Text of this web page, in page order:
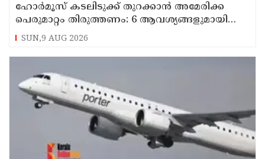
ഹോര്‍മൂസ് കടലിടുക്ക് തുറക്കാന്‍ അമേരിക്ക
പെരുമാറ്റം തിരുത്തണം: 6 ആവശ്യങ്ങളുമായി
ഇറാന്‍ ദേശീയ സുരക്ഷാ കൗണ്‍സില്‍
SUN,9 AUG 2026